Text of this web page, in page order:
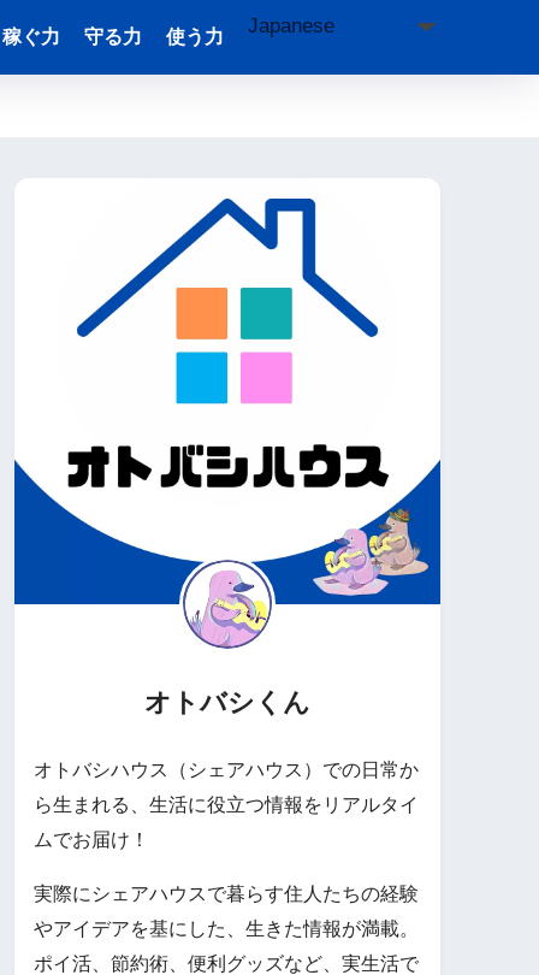
稼ぐ力 守る力 使う力
オトバシくん
オトバシハウス（シェアハウス）での日常か
ら生まれる、生活に役立つ情報をリアルタイ
ムでお届け！
実際にシェアハウスで暮らす住人たちの経験
やアイデアを基にした、生きた情報が満載。
ポイ活、節約術、便利グッズなど、実生活で